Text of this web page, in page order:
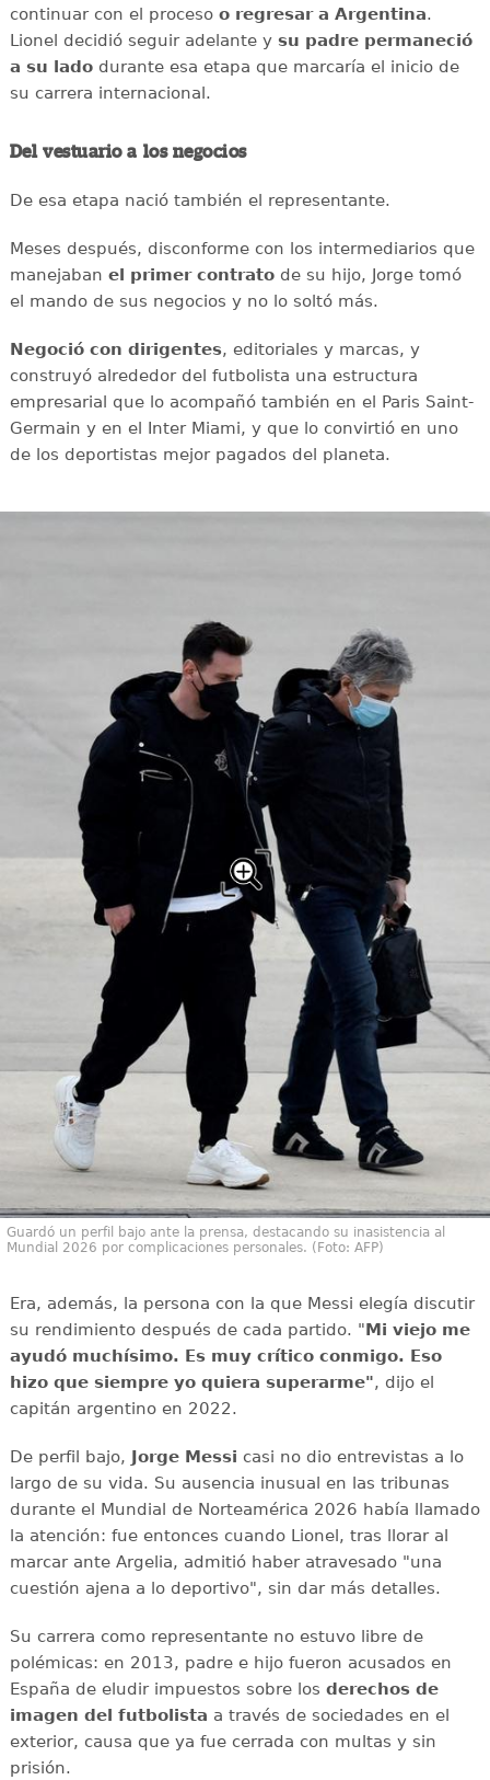
continuar con el proceso o regresar a Argentina.
Lionel decidió seguir adelante y su padre permaneció
a su ladodurante esa etapa que marcaría el inicio de
su carrera internacional.
Del vestuario a los negocios
De esa etapa nació también el representante.
Meses después, disconforme con los intermediarios que
manejaban el primer contratode su hijo, Jorge tomó
el mando de sus negocios y no lo soltó más.
Negoció con dirigentes, editoriales y marcas, y
construyó alrededor del futbolista una estructura
empresarial que lo acompañó también en el Paris Saint-
Germain y en el Inter Miami, y que lo convirtió en uno
de los deportistas mejor pagados del planeta.
Guardó un perfil bajo ante la prensa, destacando su inasistencia al
Mundial 2026 por complicaciones personales. (Foto: AFP)
Era, además, la persona con la que Messi elegía discutir
su rendimiento después de cada partido. " Mi viejo me
ayudó muchísimo. Es muy crítico conmigo. Eso
hizo que siempre yo quiera superarme", dijo el
capitán argentino en 2022.
De perfil bajo, Jorge Messi casi no dio entrevistas a lo
largo de su vida. Su ausencia inusual en las tribunas
durante el Mundial de Norteamérica 2026 había llamado
la atención: fue entonces cuando Lionel, tras llorar al
marcar ante Argelia, admitió haber atravesado "una
cuestión ajena a lo deportivo", sin dar más detalles.
Su carrera como representante no estuvo libre de
polémicas: en 2013, padre e hijo fueron acusados en
España de eludir impuestos sobre los derechos de
imagen del futbolista a través de sociedades en el
exterior, causa que ya fue cerrada con multas y sin
prisión.